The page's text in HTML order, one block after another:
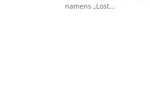
namens „Lost...